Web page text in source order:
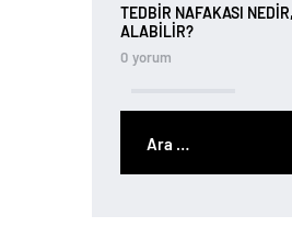
TEDBIR NAFAKASI
ALABILIR?
0 yorum